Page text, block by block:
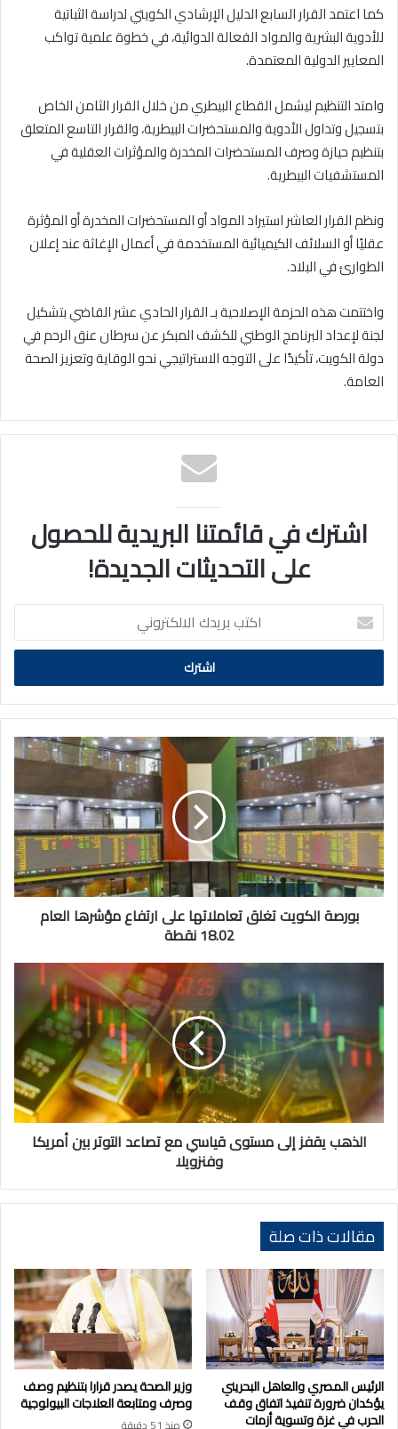
كما اعتمد القرار السابع الدليل الإرشادي الكويتي لدراسة الثباتية
للأدوية البشرية والمواد الفعالة الدوائية، في خطوة علمية تواكب
المعايير الدولية المعتمدة.
وامتد التنظيم ليشمل القطاع البيطري من خلال القرار الثامن الخاص
بتسجيل وتداول الأدوية والمستحضرات البيطرية، والقرار التاسع المتعلق
بتنظيم حيازة وصرف المستحضرات المخدرة والمؤثرات العقلية في
المستشفيات البيطرية.
ونظم القرار العاشر استيراد المواد أو المستحضرات المخدرة أو المؤثرة
عقليًا أو السلائف الكيميائية المستخدمة في أعمال الإغاثة عند إعلان
الطوارئ في البلاد.
واختتمت هذه الحزمة الإصلاحية بـ القرار الحادي عشر القاضي بتشكيل
لجنة لإعداد البرنامج الوطني للكشف المبكر عن سرطان عنق الرحم في
دولة الكويت، تأكيدًا على التوجه الاستراتيجي نحو الوقاية وتعزيز الصحة
العامة.
اشترك في قائمتنا البريدية للحصول
على التحديثات الجديدة!
اكتب
بريدك
الالكتروني
بورصة
تغلق
تعاملاتها
على
ارتفاع
مؤشرها
العام
18.02
بورصة الكويت تغلق تعاملاتها على ارتفاع مؤشرها العام
18.02 نقطة
إلى
مستوى
قياسي
مع
تصاعد
التوتر
بين
أمريكاالذهب يقفز إلى مستوى قياسي مع تصاعد التوتر بين أمريكا
وفنزويلا
مقالات ذات صلة
الرئيس المصري والعاهل البحريني
يؤكدان ضرورة تنفيذ اتفاق وقف
الحرب في غزة وتسوية أزمات
وزير الصحة يصدر قرارا بتنظيم وصف
وصرف ومتابعة العلاجات البيولوجية